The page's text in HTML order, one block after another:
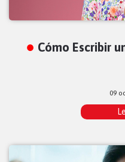
Cómo Escribir
09